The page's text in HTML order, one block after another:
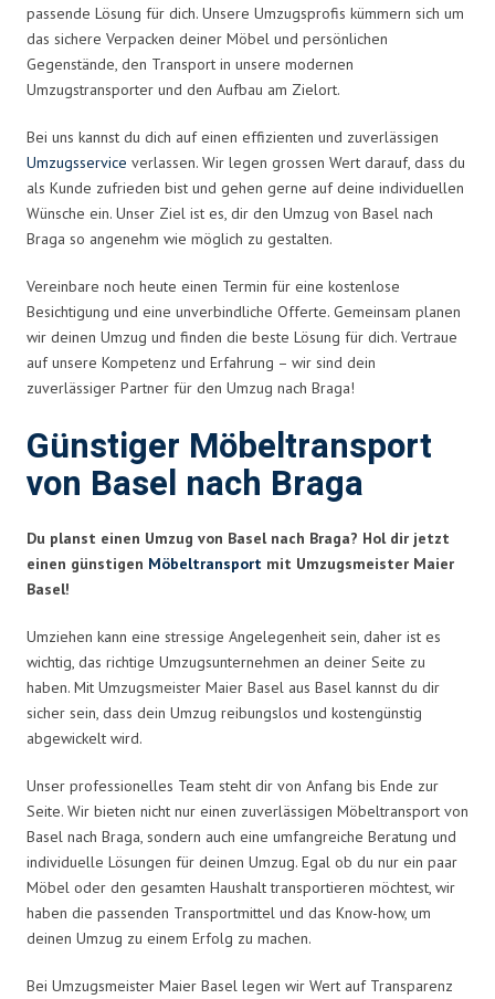
passende Lösung für dich. Unsere Umzugsprofis kümmern sich um
das sichere Verpacken deiner Möbel und persönlichen
Gegenstände, den Transport in unsere modernen
Umzugstransporter und den Aufbau am Zielort.
Bei uns kannst du dich auf einen effizienten und zuverlässigen
Umzugsservice verlassen. Wir legen grossen Wert darauf, dass du
als Kunde zufrieden bist und gehen gerne auf deine individuellen
Wünsche ein. Unser Ziel ist es, dir den Umzug von Basel nach
Braga so angenehm wie möglich zu gestalten.
Vereinbare noch heute einen Termin für eine kostenlose
Besichtigung und eine unverbindliche Offerte. Gemeinsam planen
wir deinen Umzug und finden die beste Lösung für dich. Vertraue
auf unsere Kompetenz und Erfahrung – wir sind dein
zuverlässiger Partner für den Umzug nach Braga!
Günstiger Möbeltransport
von Basel nach Braga
Du planst einen Umzug von Basel nach Braga? Hol dir jetzt
einen günstigen Möbeltransport mit Umzugsmeister Maier
Basel!
Umziehen kann eine stressige Angelegenheit sein, daher ist es
wichtig, das richtige Umzugsunternehmen an deiner Seite zu
haben. Mit Umzugsmeister Maier Basel aus Basel kannst du dir
sicher sein, dass dein Umzug reibungslos und kostengünstig
abgewickelt wird.
Unser professionelles Team steht dir von Anfang bis Ende zur
Seite. Wir bieten nicht nur einen zuverlässigen Möbeltransport von
Basel nach Braga, sondern auch eine umfangreiche Beratung und
individuelle Lösungen für deinen Umzug. Egal ob du nur ein paar
Möbel oder den gesamten Haushalt transportieren möchtest, wir
haben die passenden Transportmittel und das Know-how, um
deinen Umzug zu einem Erfolg zu machen.
Bei Umzugsmeister Maier Basel legen wir Wert auf Transparenz